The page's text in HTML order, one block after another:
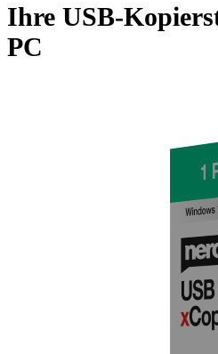
Ihre USB-
PC